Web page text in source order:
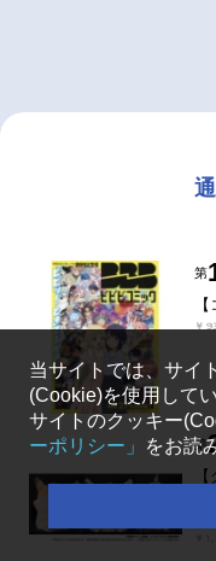
第
￥
第
当サイトでは、サイ
(Cookie)を使用してい
サイトのクッキー
ーポリシー」
をお読